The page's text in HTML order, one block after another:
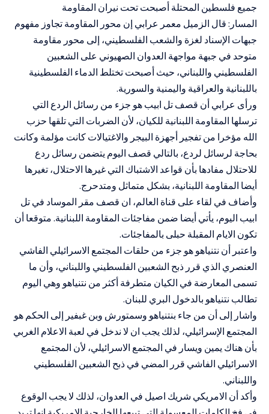
جميع فلسطين المحتلة أصبحت تحت نيران المقاومة
المسار: قال الزميل معمر عرابي إن محور المقاومة تجاوز مفهوم
جبهات الإسناد لغزة والشعب الفلسطيني، إلى محور مقاومة
متوحد في جبهة مواجهة العدوان الصهيوني على الشعبين
الفلسطيني واللبناني، حيث أصبحت تختلط الدماء الفلسطينية
باللبنانية والعراقية واليمنية والسورية.
ورأى عرابي أن قصف تل ابيب هو جزء من رسائل الردع التي
ترسلها المقاومة اللبنانية للكيان، لأن الضربات التي تلقها حزب
الله مؤخرا من تفجير أجهزة البيجر والاغتيالات كانت مؤلمة وكانت
بحاجة لرسائل لردع، بالتالي قصف اليوم يتضمن رسائل ردع
للاحتلال مفادها بأن قواعد الاشتباك التي غيرها الاحتلال، تغيرها
أيضا المقاومة اللبنانية، بشكل متماثل ومتدحرج.
وأضاف في لقاء على قناة العالم، ان قصف مقر الموساد في تل
ابيب اليوم، يأتي أيضا ضمن مفاجئات المقاومة اللبنانية. متوقعا أن
تكون الايام المقبلة حبلى بالمفاجئات.
واعتبر أن نتنياهو هو جزء من حلقات المجتمع الاسرائيلي الفاشي
العنصري الذي قرر ذبح الشعبين الفلسطيني واللبناني، وأن ما
تسمى المعارضة في الكيان متطرفة أكثر من نتنياهو وهي اليوم
تطالب نتنياهو بالدخول البري للبنان.
واشار إلى أن من جاء بنتنياهو وسمتورش وبن غبفير إلى الحكم هو
المجتمع الإسرائيلي، لذلك يجب ان لا ندخل في لعبة الاعلام الغربي
بأن هناك يمين ويسار في المجتمع الاسرائيلي، لأن المجتمع
الاسرائيلي الفاشي قرر المضي في ذبح الشعبين الفلسطيني
واللبناني.
وأكد أن الامريكي شريك اصيل في العدوان، لذلك لا يجب الوقوع